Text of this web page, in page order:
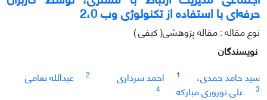
حرفه‌ای با استفاده از تکنولوژی وب 2،0
نوع مقاله : مقاله پژوهشی( کیفی )
نویسندگان
سید حامد حمدی،
1 احمد سرداری 2 عبدالله نعامی
3 علی نوروزی مبارکه
4